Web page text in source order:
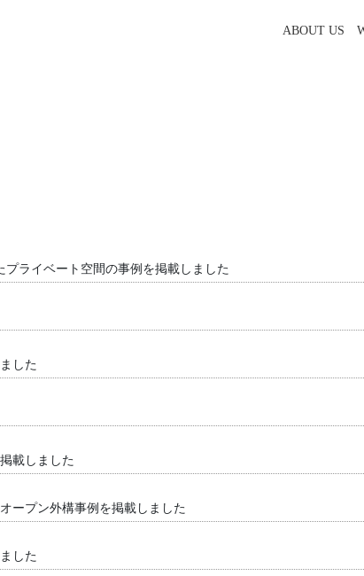
ABOUT US
ライベート空間の事例を掲載しました
した
載しました
ープン外構事例を掲載しました
した